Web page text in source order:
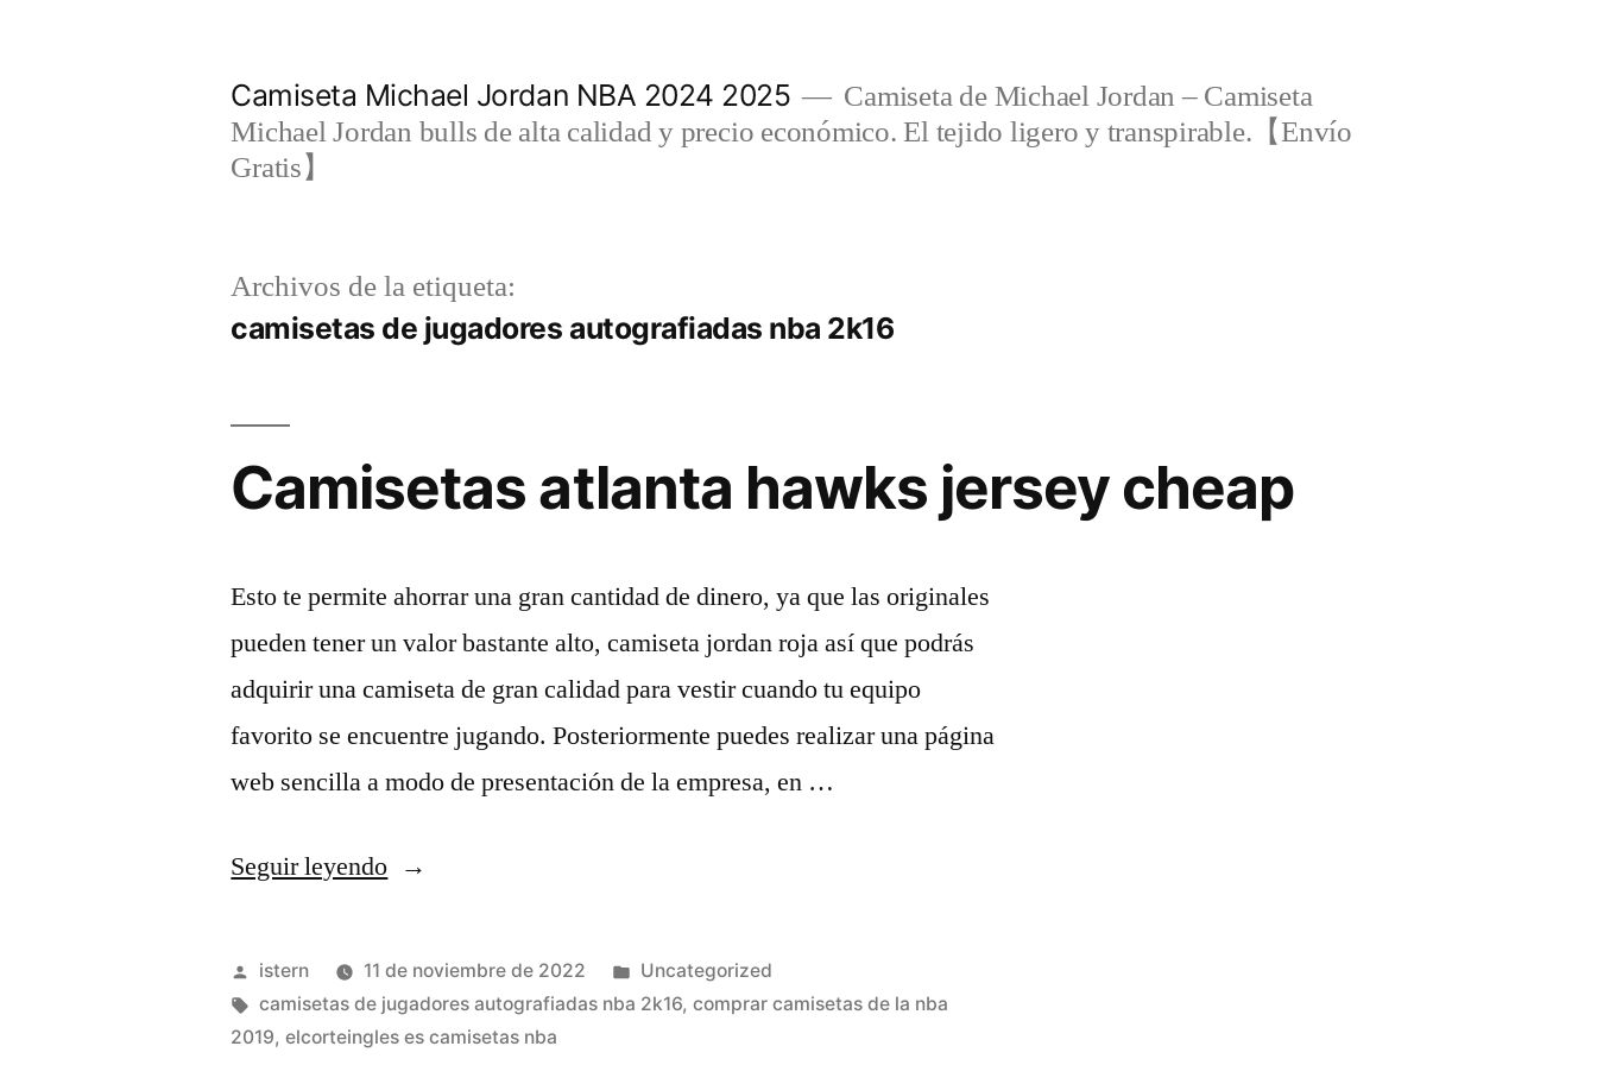
Camiseta Michael Jordan NBA 2024 2025
Camiseta de Michael Jordan – Camiseta
Michael Jordan bulls de alta calidad y precio económico. El tejido ligero y transpirable.【Envío
Gratis】
Archivos de la etiqueta:
camisetas de jugadores autografiadas nba 2k16
Camisetas atlanta hawks jersey cheap
Esto te permite ahorrar una gran cantidad de dinero, ya que las originales
pueden tener un valor bastante alto, camiseta jordan roja así que podrás
adquirir una camiseta de gran calidad para vestir cuando tu equipo
favorito se encuentre jugando. Posteriormente puedes realizar una página
web sencilla a modo de presentación de la empresa, en …
Seguir leyendo«Camisetas
hawks
jersey
cheap»
Publicado
por
istern 11 de noviembre de 2022
Publicado
en
Uncategorized
Etiquetas:
camisetas de jugadores autografiadas nba 2k16,comprar camisetas de la nba
2019,elcorteingles es camisetas nba